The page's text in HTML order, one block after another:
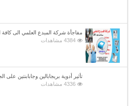
مفاجأة شركة المبدع العلمي الى كافة
4384 مشاهدات
تأثير أدوية بريجابالين وجابابنتين على
4336 مشاهدات